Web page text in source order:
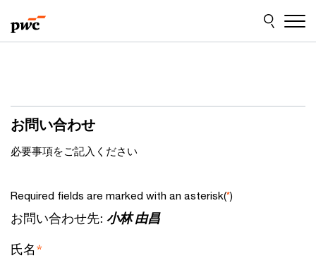
to
content
to
footer
お問い合わせ
必要事項をご記入ください
Required fields are marked with an asterisk(*)
お問い合わせ先: 小林 由昌
氏名*